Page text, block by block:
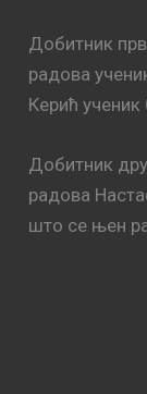
Добитник
радова
Керић
Добитник
радова
што се њен